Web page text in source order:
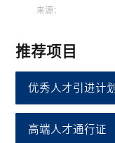
来源：
推荐项目
优秀人才引进计划
高端人才通行证